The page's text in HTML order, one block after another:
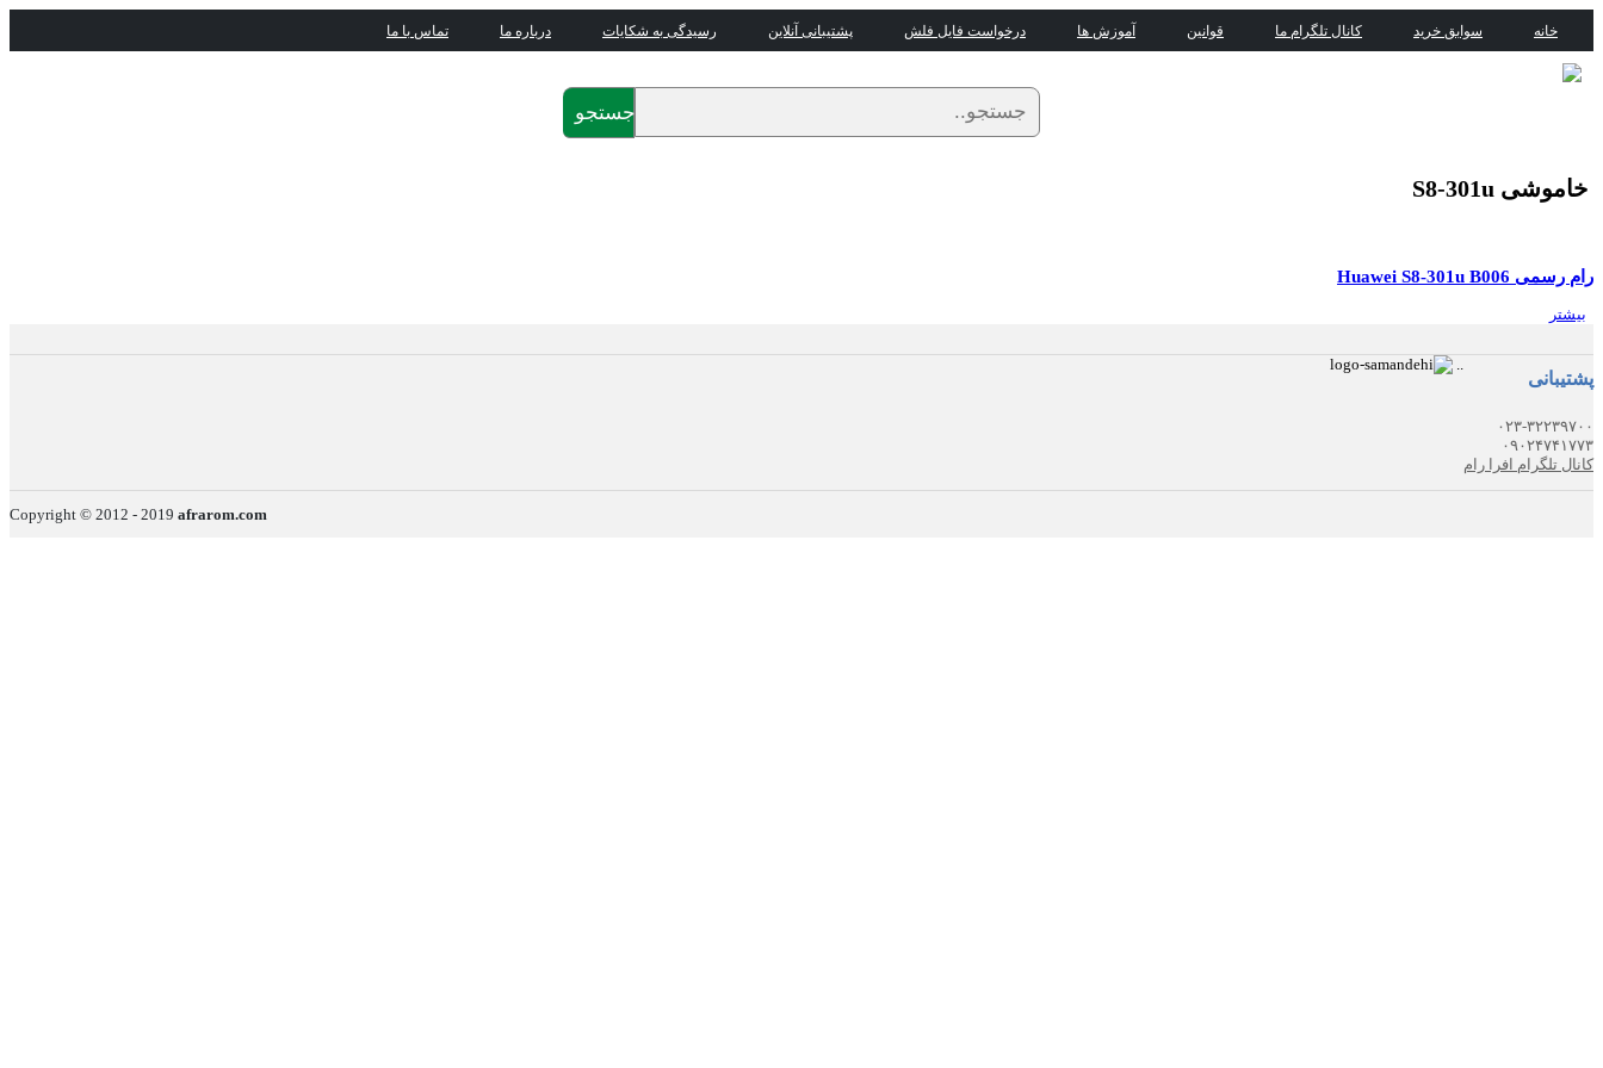
خانه سوابق خرید کانال تلگرام ما قوانین آموزش ها درخواست فایل فلش پشتیبانی آنلاین رسیدگی به شکایات درباره ما تماس با ما
جستجو
خاموشی S8-301u
رام رسمی Huawei S8-301u B006
بیشتر
پشتیبانی
۰۲۳-۳۲۲۳۹۷۰۰
۰۹۰۲۴۷۴۱۷۷۳
کانال تلگرام افرا رام
Copyright © 2012 - 2019 afrarom.com